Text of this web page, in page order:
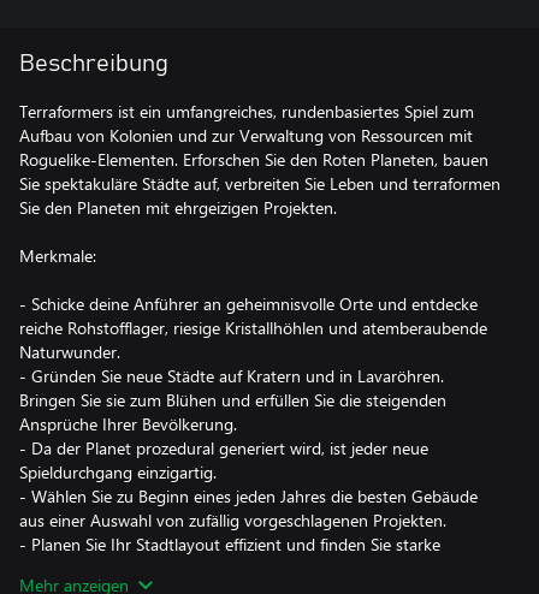
Beschreibung
Terraformers ist ein umfangreiches, rundenbasiertes Spiel zum
Aufbau von Kolonien und zur Verwaltung von Ressourcen mit
Roguelike-Elementen. Erforschen Sie den Roten Planeten, bauen
Sie spektakuläre Städte auf, verbreiten Sie Leben und terraformen
Sie den Planeten mit ehrgeizigen Projekten.
Merkmale:
- Schicke deine Anführer an geheimnisvolle Orte und entdecke
reiche Rohstofflager, riesige Kristallhöhlen und atemberaubende
Naturwunder.
- Gründen Sie neue Städte auf Kratern und in Lavaröhren.
Bringen Sie sie zum Blühen und erfüllen Sie die steigenden
Ansprüche Ihrer Bevölkerung.
- Da der Planet prozedural generiert wird, ist jeder neue
Spieldurchgang einzigartig.
- Wählen Sie zu Beginn eines jeden Jahres die besten Gebäude
aus einer Auswahl von zufällig vorgeschlagenen Projekten.
- Planen Sie Ihr Stadtlayout effizient und finden Sie starke
Mehr anzeigen